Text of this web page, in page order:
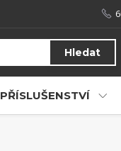
Hledat
PŘÍSLUŠENSTVÍ